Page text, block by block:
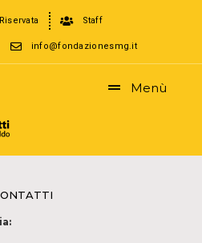
Staff
info@fondazionesmg.it
Menù